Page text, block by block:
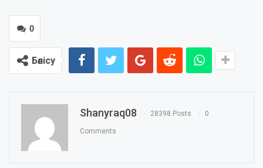
0
Бөлісу
Shanyraq08 28398 Posts 0
Comments